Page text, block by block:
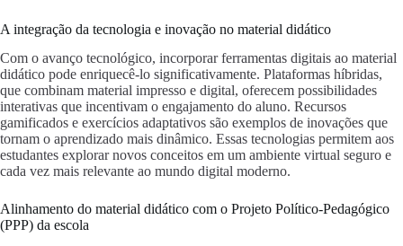
A integração da tecnologia e inovação no material didático
Com o avanço tecnológico, incorporar ferramentas digitais ao material
didático pode enriquecê-lo significativamente. Plataformas híbridas,
que combinam material impresso e digital, oferecem possibilidades
interativas que incentivam o engajamento do aluno. Recursos
gamificados e exercícios adaptativos são exemplos de inovações que
tornam o aprendizado mais dinâmico. Essas tecnologias permitem aos
estudantes explorar novos conceitos em um ambiente virtual seguro e
cada vez mais relevante ao mundo digital moderno.
Alinhamento do material didático com o Projeto Político-Pedagógico
(PPP) da escola